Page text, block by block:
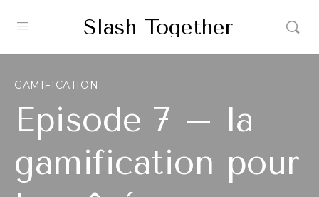
Slash Together
GAMIFICATION
Episode 7 – la
gamification pour